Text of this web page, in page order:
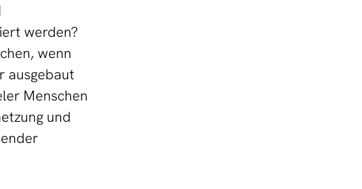
werden?
wenn
ausgebaut
Menschen
und